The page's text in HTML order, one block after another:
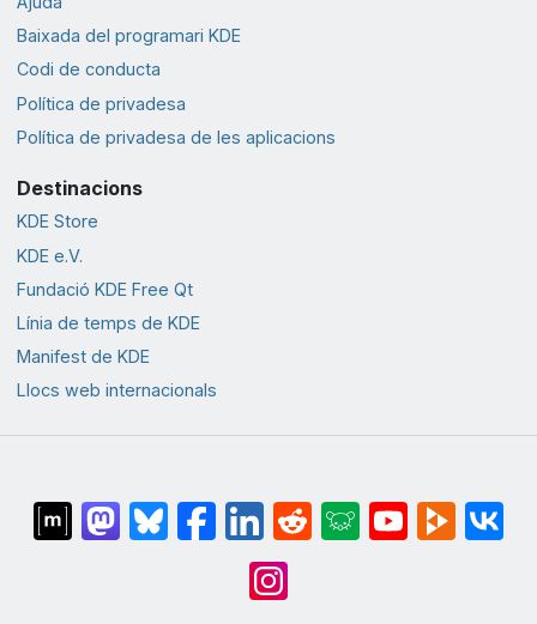
Baixada del programari KDE
Codi de conducta
Política de privadesa
Política de privadesa de les aplicacions
Destinacions
KDE Store
KDE e.V.
Fundació KDE Free Qt
Línia de temps de KDE
Manifest de KDE
Llocs web internacionals